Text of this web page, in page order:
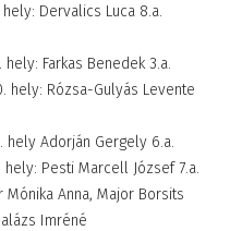
Luca 8.a.
Benedek 3.a.
Levente
Gergely 6.a.
Marcell József 7.a.
Anna, Major Borsits
Imréné